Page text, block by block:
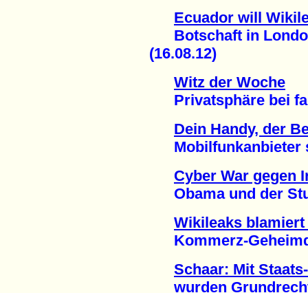
Ecuador will
Botschaft in
(16.08.12)
Witz der Woche
Privatsphäre bei
Dein Handy, der
Mobilfunkanbieter
Cyber War gegen
Obama und der
Wikileaks
Kommerz-
Schaar: Mit
wurden